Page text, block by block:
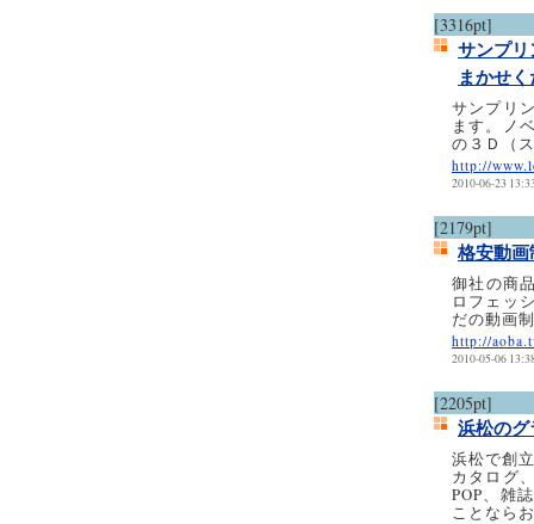
[3316pt]
サンプ
まかせ
サンプリ
ます。ノ
の３Ｄ（
http://
2010-06-23
[2179pt]
格安動
御社の商
ロフェッ
だの動画
http://
2010-05-06
[2205pt]
浜松の
浜松で創
カタログ
POP、雑
ことなら